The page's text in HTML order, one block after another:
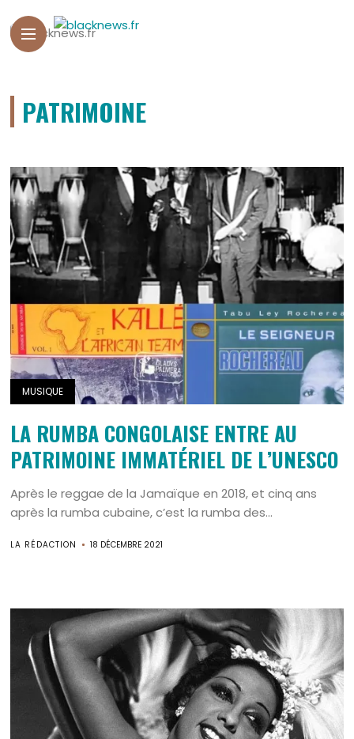
PATRIMOINE
MUSIQUE
LA RUMBA CONGOLAISE ENTRE AU
PATRIMOINE IMMATÉRIEL DE L’UNESCO
Après le reggae de la Jamaïque en 2018, et cinq ans
après la rumba cubaine, c’est la rumba des...
LA RÉDACTION 18 DÉCEMBRE 2021